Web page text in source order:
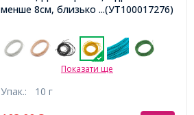
менше 8см, близько 250см / 10г,
...(УТ100017276)
Показати ще
Упак.: 10 г